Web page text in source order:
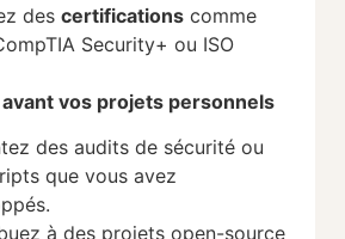
des certifications comme
Security+ ou ISO
vos projets personnels
des audits de sécurité ou
que vous avez
à des projets open-source